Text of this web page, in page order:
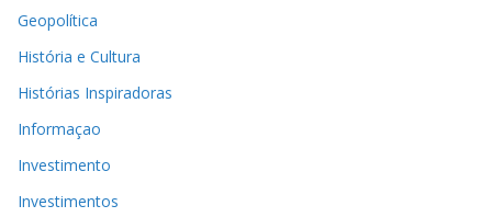
Geopolítica
História e Cultura
Histórias Inspiradoras
Informaçao
Investimento
Investimentos